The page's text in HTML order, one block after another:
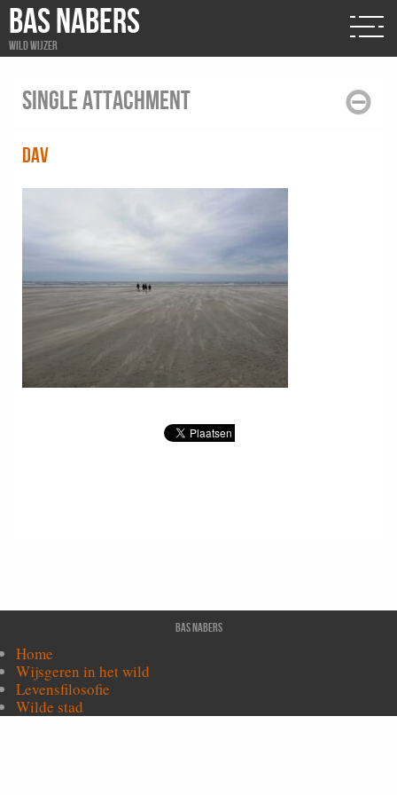
BAS NABERS
Wild wijzer
Single attachment
dav
Bas Nabers
Home
Wijsgeren in het wild
Levensfilosofie
Wilde stad